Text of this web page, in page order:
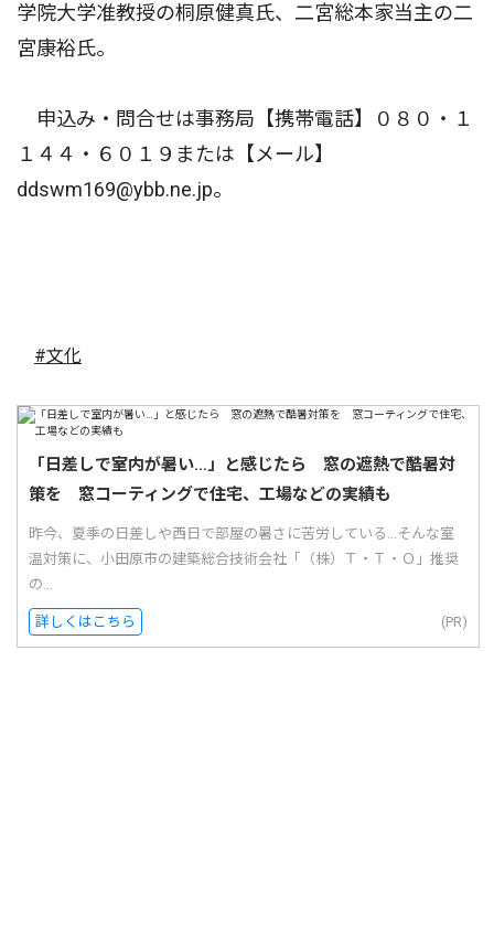
学院大学准教授の桐原健真氏、二宮総本家当主の二
宮康裕氏。
申込み・問合せは事務局【携帯電話】０８０・１
１４４・６０１９または【メール】
ddswm169@ybb.ne.jp。
#文化
「日差しで室内が暑い…」と感じたら 窓の遮熱で酷暑対
策を 窓コーティングで住宅、工場などの実績も
昨今、夏季の日差しや西日で部屋の暑さに苦労している...そんな室
温対策に、小田原市の建築総合技術会社「（株）Ｔ・Ｔ・Ｏ」推奨
の...
詳しくはこちら (PR)